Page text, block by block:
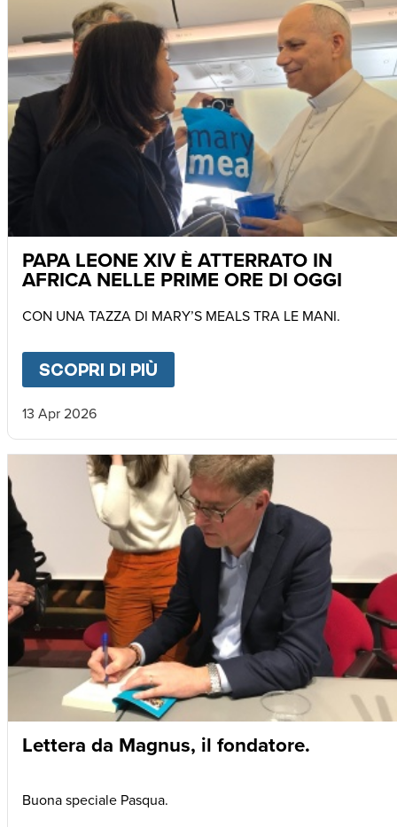
PAPA LEONE XIV È ATTERRATO IN
AFRICA NELLE PRIME ORE DI OGGI
CON UNA TAZZA DI MARY’S MEALS TRA LE MANI.
SCOPRI DI PIÙ
13 Apr 2026
Lettera da Magnus, il fondatore.
Buona speciale Pasqua.